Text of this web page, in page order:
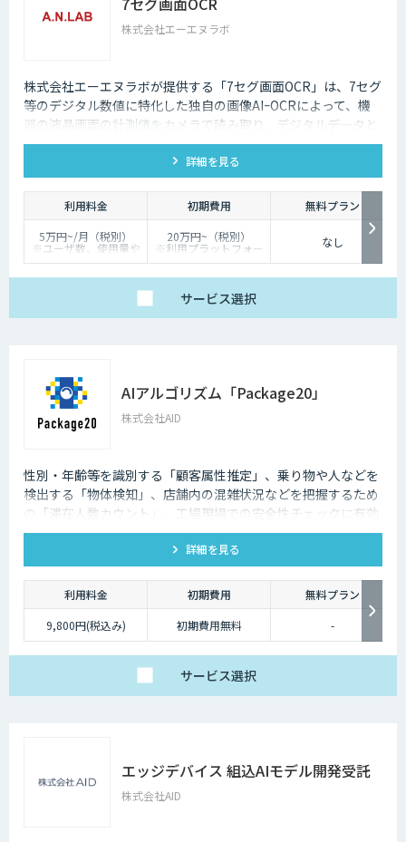
株式会社エーエヌラボ
株式会社エーエヌラボが提供する「7セグ画面OCR」は、7セグ
等のデジタル数値に特化した独自の画像AIｰOCRによって、機
器の液晶画面の計測値をカメラで読み取り、デジタルデータと
して記録するサービスです
詳細を見る
利用料金 初期費用
無料プラン
5万円~/月（税別）
※ユーザ数、使用量や
カスタマイズ要望に応
20万円~（税別）
※利用プラットフォー
ムや必要なチューニン
なし
サービス選択
AIアルゴリズム「Package20」
株式会社AID
性別・年齢等を識別する「顧客属性推定」、乗り物や人などを
検出する「物体検知」、店舗内の混雑状況などを把握するため
の「滞在人数カウント」、工場現場での安全性チェックに有効
な「ヘルメット検知」など、 様々な商用シーンで活用いただけ
るAIアルゴリズム20種をパッケージ化して提供しています。ご
利用は、ソラコム製AIカメラ「S+ Camera」にAIアルゴリズム
「Package20」をインストールいただくだけです。
詳細を見る
利用料金 初期費用
無料プラン
9,800円(税込み)
初期費用無料 -
サービス選択
エッジデバイス 組込AIモデル開発受託
株式会社AID